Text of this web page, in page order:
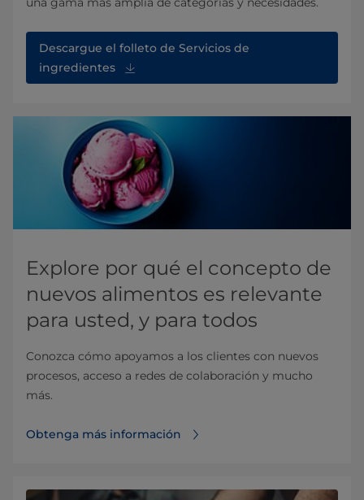
Descargue el folleto de Servicios de
ingredientes
Explore por qué el concepto de
nuevos alimentos es relevante
para usted, y para todos
Conozca cómo apoyamos a los clientes con nuevos
procesos, acceso a redes de colaboración y mucho
más.
Obtenga más información